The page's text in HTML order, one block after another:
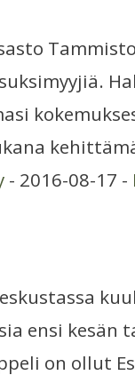
- 2016-08-17 -
ensi
on ollut